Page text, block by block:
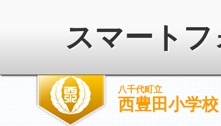
スマート
八千代町立
西豊田小学校